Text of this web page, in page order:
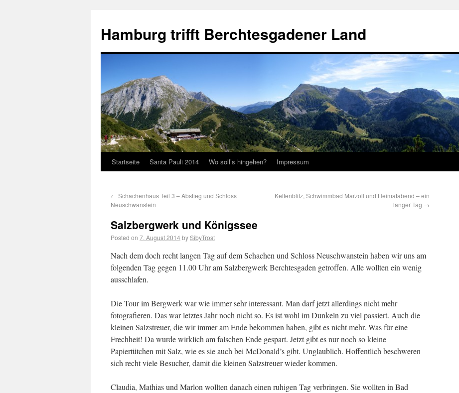
Hamburg trifft Berchtesgadener Land
Startseite Santa Pauli 2014 Wo soll’s hingehen? Impressum
← Schachenhaus Teil 3 – Abstieg und Schloss
Neuschwanstein
Keltenblitz, Schwimmbad Marzoll und Heimatabend – ein
langer Tag →
Salzbergwerk und Königssee
Posted on 7. August 2014bySibyTrost
Nach dem doch recht langen Tag auf dem Schachen und Schloss Neuschwanstein haben wir uns am
folgenden Tag gegen 11.00 Uhr am Salzbergwerk Berchtesgaden getroffen. Alle wollten ein wenig
ausschlafen.
Die Tour im Bergwerk war wie immer sehr interessant. Man darf jetzt allerdings nicht mehr
fotografieren. Das war letztes Jahr noch nicht so. Es ist wohl im Dunkeln zu viel passiert. Auch die
kleinen Salzstreuer, die wir immer am Ende bekommen haben, gibt es nicht mehr. Was für eine
Frechheit! Da wurde wirklich am falschen Ende gespart. Jetzt gibt es nur noch so kleine
Papiertütchen mit Salz, wie es sie auch bei McDonald’s gibt. Unglaublich. Hoffentlich beschweren
sich recht viele Besucher, damit die kleinen Salzstreuer wieder kommen.
Claudia, Mathias und Marlon wollten danach einen ruhigen Tag verbringen. Sie wollten in Bad